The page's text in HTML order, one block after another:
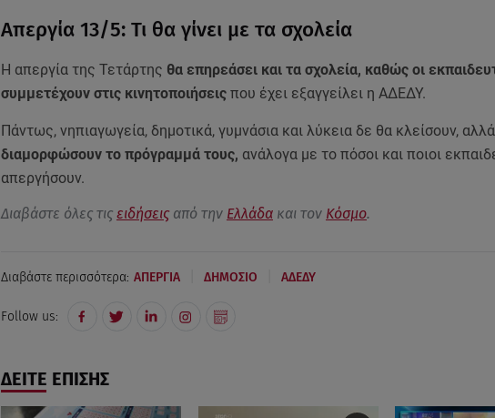
Απεργία 13/5: Τι θα γίνει με τα σχολεία
Η απεργία της Τετάρτης θα επηρεάσει και τα σχολεία, καθώς οι
συμμετέχουν στις κινητοποιήσεις που έχει εξαγγείλει η ΑΔΕΔΥ.
Πάντως, νηπιαγωγεία, δημοτικά, γυμνάσια και λύκεια δε θα κλείσουν, αλλά
διαμορφώσουν το πρόγραμμά τους, ανάλογα με το πόσοι και ποιοι
απεργήσουν.
Διαβάστε όλες τις ειδήσειςαπό την Ελλάδακαι τον Κόσμο.
Διαβάστε περισσότερα: ΑΠΕΡΓΙΑ ΔΗΜΟΣΙΟ ΑΔΕΔΥ
Follow us:
ΔΕΙΤΕ ΕΠΙΣΗΣ